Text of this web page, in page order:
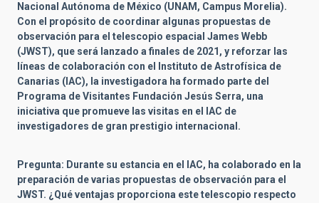
Nacional Autónoma de México (UNAM, Campus Morelia).
Con el propósito de coordinar algunas propuestas de
observación para el telescopio espacial James Webb
(JWST), que será lanzado a finales de 2021, y reforzar las
líneas de colaboración con el Instituto de Astrofísica de
Canarias (IAC), la investigadora ha formado parte del
Programa de Visitantes Fundación Jesús Serra, una
iniciativa que promueve las visitas en el IAC de
investigadores de gran prestigio internacional.
Pregunta: Durante su estancia en el IAC, ha colaborado en la
preparación de varias propuestas de observación para el
JWST. ¿Qué ventajas proporciona este telescopio respecto